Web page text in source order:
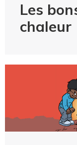
Les
chaleur